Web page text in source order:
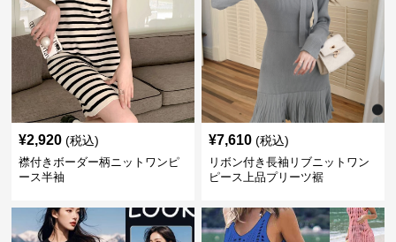
¥2,920 (税込)
襟付きボーダー柄ニットワンピ
ース半袖
¥7,610 (税込)
リボン付き長袖リブニットワン
ピース上品プリーツ裾